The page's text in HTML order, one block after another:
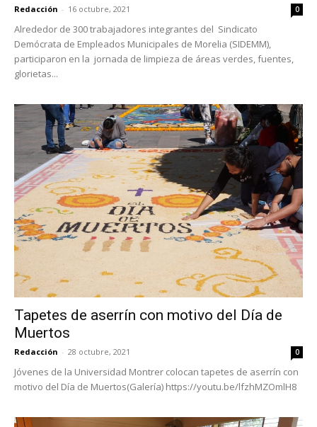
Redacción - 16 octubre, 2021 0
Alrededor de 300 trabajadores integrantes del Sindicato
Demócrata de Empleados Municipales de Morelia (SIDEMM),
participaron en la jornada de limpieza de áreas verdes, fuentes,
glorietas...
Tapetes de aserrín con motivo del Día de
Muertos
Redacción - 28 octubre, 2021 0
Jóvenes de la Universidad Montrer colocan tapetes de aserrín con
motivo del Día de Muertos(Galería) https://youtu.be/lfzhMZOmlH8